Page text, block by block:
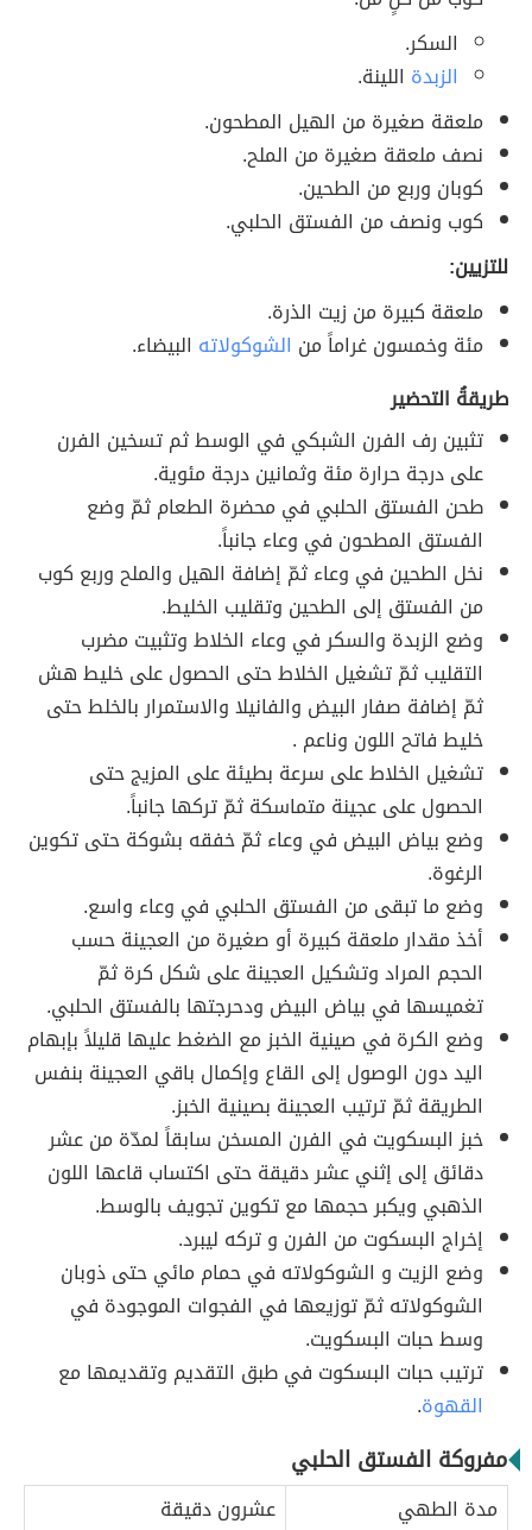
السكر.
الزبدة اللينة.
ملعقة صغيرة من الهيل المطحون.
نصف ملعقة صغيرة من الملح.
كوبان وربع من الطحين.
كوب ونصف من الفستق الحلبي.
للتزيين:
ملعقة كبيرة من زيت الذرة.
مئة وخمسون غراماً من الشوكولاته البيضاء.
طريقةُ التحضير
تثبين رف الفرن الشبكي في الوسط ثم تسخين الفرن
على درجة حرارة مئة وثمانين درجة مئوية.
طحن الفستق الحلبي في محضرة الطعام ثمّ وضع
الفستق المطحون في وعاء جانباً.
نخل الطحين في وعاء ثمّ إضافة الهيل والملح وربع كوب
من الفستق إلى الطحين وتقليب الخليط.
وضع الزبدة والسكر في وعاء الخلاط وتثبيت مضرب
التقليب ثمّ تشغيل الخلاط حتى الحصول على خليط هش
ثمّ إضافة صفار البيض والفانيلا والاستمرار بالخلط حتى
خليط فاتح اللون وناعم .
تشغيل الخلاط على سرعة بطيئة على المزيج حتى
الحصول على عجينة متماسكة ثمّ تركها جانباً.
وضع بياض البيض في وعاء ثمّ خفقه بشوكة حتى تكوين
الرغوة.
وضع ما تبقى من الفستق الحلبي في وعاء واسع.
أخذ مقدار ملعقة كبيرة أو صغيرة من العجينة حسب
الحجم المراد وتشكيل العجينة على شكل كرة ثمّ
تغميسها في بياض البيض ودحرجتها بالفستق الحلبي.
وضع الكرة في صينية الخبز مع الضغط عليها قليلاً بإبهام
اليد دون الوصول إلى القاع وإكمال باقي العجينة بنفس
الطريقة ثمّ ترتيب العجينة بصينية الخبز.
خبز البسكويت في الفرن المسخن سابقاً لمدّة من عشر
دقائق إلى إثني عشر دقيقة حتى اكتساب قاعها اللون
الذهبي ويكبر حجمها مع تكوين تجويف بالوسط.
إخراج البسكوت من الفرن و تركه ليبرد.
وضع الزيت و الشوكولاته في حمام مائي حتى ذوبان
الشوكولاته ثمّ توزيعها في الفجوات الموجودة في
وسط حبات البسكويت.
ترتيب حبات البسكوت في طبق التقديم وتقديمها مع
القهوة.
مفروكة الفستق الحلبي
مدة الطهي
عشرون دقيقة